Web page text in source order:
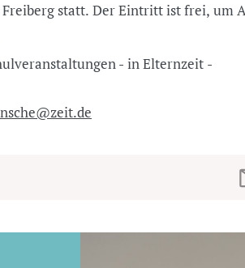
statt. Der Eintritt ist frei, um
- in Elternzeit -